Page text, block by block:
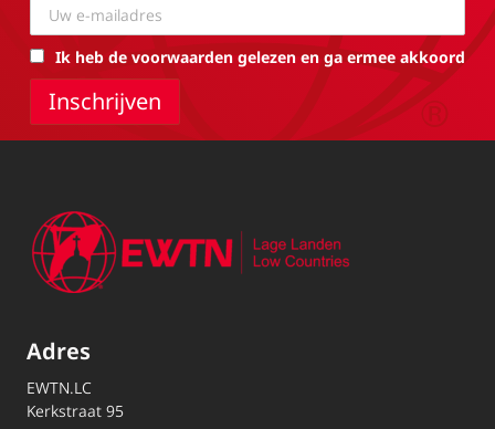
Ik heb de voorwaarden gelezen en ga ermee akkoord
Adres
EWTN.LC
Kerkstraat 95